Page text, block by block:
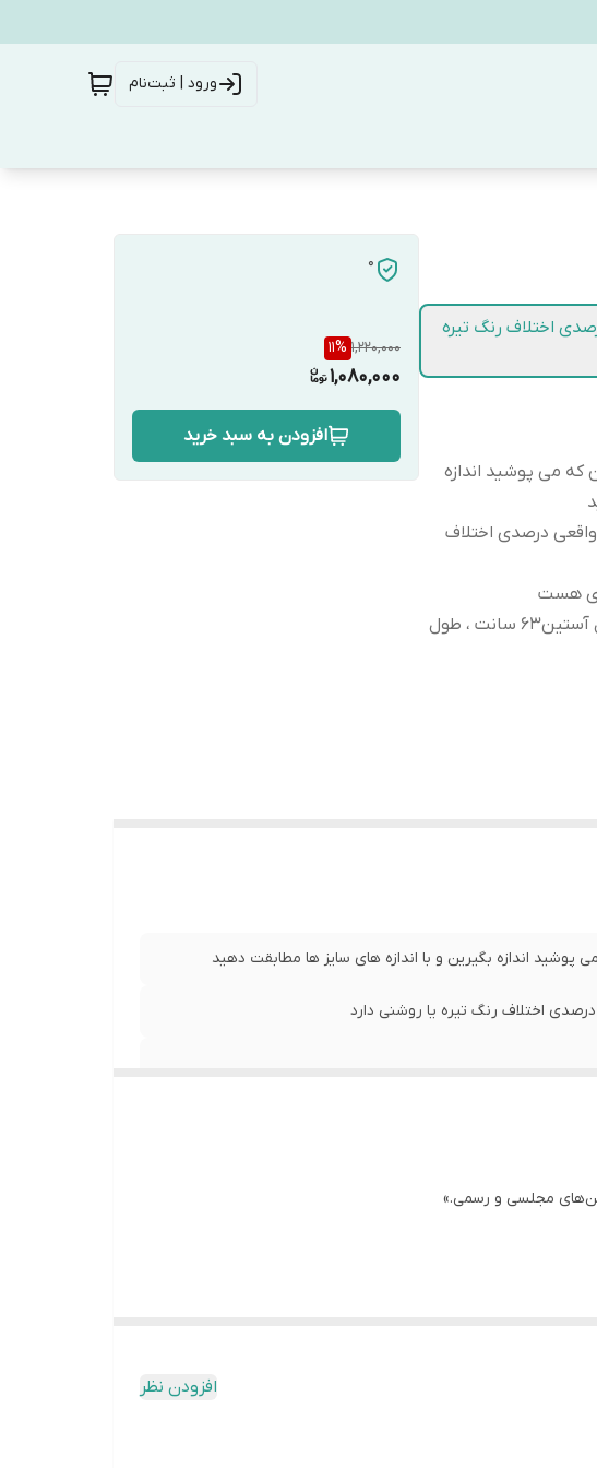
ورود | ثبت‌نام
اختلاف رنگ تیره
که می پوشید اندازه
درصدی اختلاف
هست
عرض سینه 60 سانت،عرض کمر 58 سانت ، طول آستین63 سانت ، طول
0
1,220,000
11%
1,080,000
افزودن به سبد خرید
اندازه بگیرین و با اندازه های سایز ها مطابقت دهید
اختلاف رنگ تیره یا روشنی دارد
مجلسی و رسمی.»
افزودن نظر